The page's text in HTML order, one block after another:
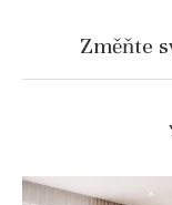
Změňte